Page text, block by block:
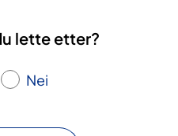
lette etter?
Nei